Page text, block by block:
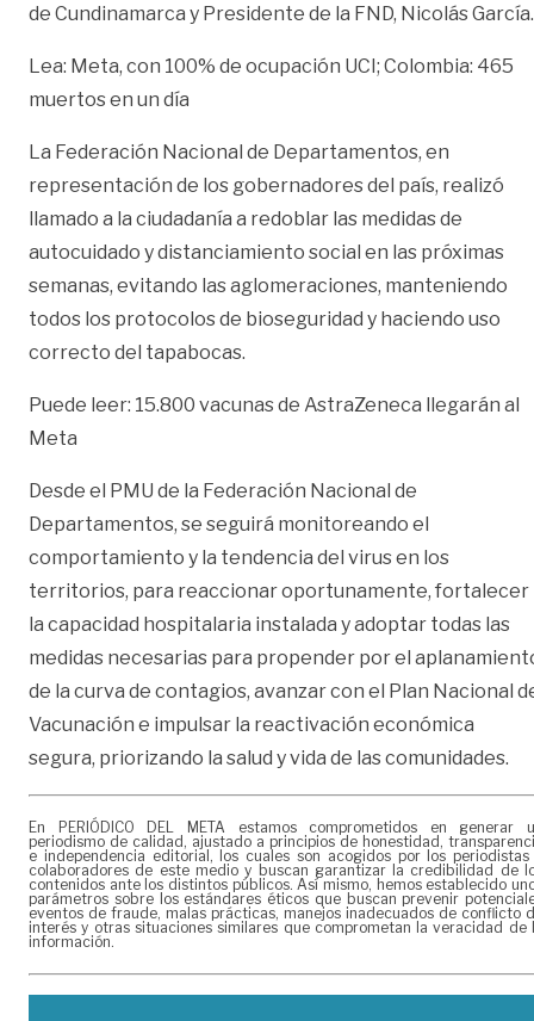
de Cundinamarca y Presidente de la FND, Nicolás García.
Lea: Meta, con 100% de ocupación UCI; Colombia: 465
muertos en un día
La Federación Nacional de Departamentos, en
representación de los gobernadores del país, realizó
llamado a la ciudadanía a redoblar las medidas de
autocuidado y distanciamiento social en las próximas
semanas, evitando las aglomeraciones, manteniendo
todos los protocolos de bioseguridad y haciendo uso
correcto del tapabocas.
Puede leer: 15.800 vacunas de AstraZeneca llegarán al
Meta
Desde el PMU de la Federación Nacional de
Departamentos, se seguirá monitoreando el
comportamiento y la tendencia del virus en los
territorios, para reaccionar oportunamente, fortalecer
la capacidad hospitalaria instalada y adoptar todas las
medidas necesarias para propender por el
de la curva de contagios, avanzar con el Plan Nacional
Vacunación e impulsar la reactivación económica
segura, priorizando la salud y vida de las comunidades.
En PERIÓDICO DEL META estamos comprometidos en generar
periodismo de calidad, ajustado a principios de honestidad,
e independencia editorial, los cuales son acogidos por los periodistas
colaboradores de este medio y buscan garantizar la credibilidad de
contenidos ante los distintos públicos. Así mismo, hemos establecido
parámetros sobre los estándares éticos que buscan prevenir
eventos de fraude, malas prácticas, manejos inadecuados de conflicto
interés y otras situaciones similares que comprometan la veracidad de
información.